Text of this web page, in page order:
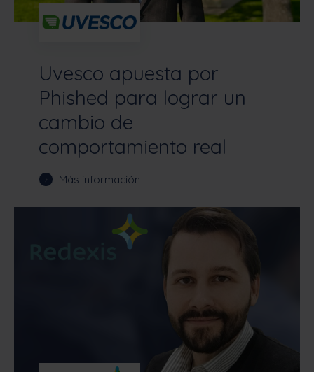
Uvesco apuesta por
Phished para lograr un
cambio de
comportamiento real
Más información